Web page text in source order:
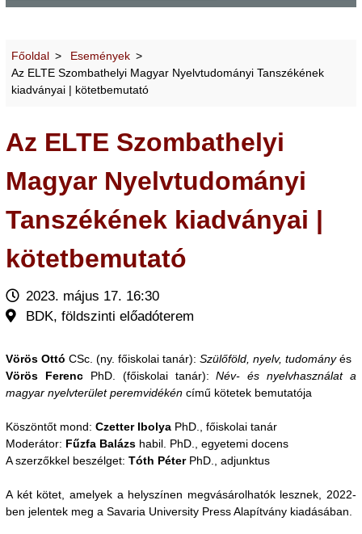
Főoldal
Események
Az ELTE Szombathelyi Magyar Nyelvtudományi Tanszékének
kiadványai | kötetbemutató
Az ELTE Szombathelyi
Magyar Nyelvtudományi
Tanszékének kiadványai |
kötetbemutató
2023. május 17. 16:30
BDK, földszinti előadóterem
Vörös Ottó CSc. (ny. főiskolai tanár): Szülőföld, nyelv, tudományés
Vörös FerencPhD. (főiskolai tanár):Név- és nyelvhasználat a
magyar nyelvterület peremvidékén című kötetek bemutatója
Köszöntőt mond: Czetter Ibolya PhD., főiskolai tanár
Moderátor: Fűzfa Balázs habil. PhD., egyetemi docens
A szerzőkkel beszélget: Tóth PéterPhD., adjunktus
A két kötet, amelyek a helyszínen megvásárolhatók lesznek, 2022-
ben jelentek meg a Savaria University Press Alapítvány kiadásában.